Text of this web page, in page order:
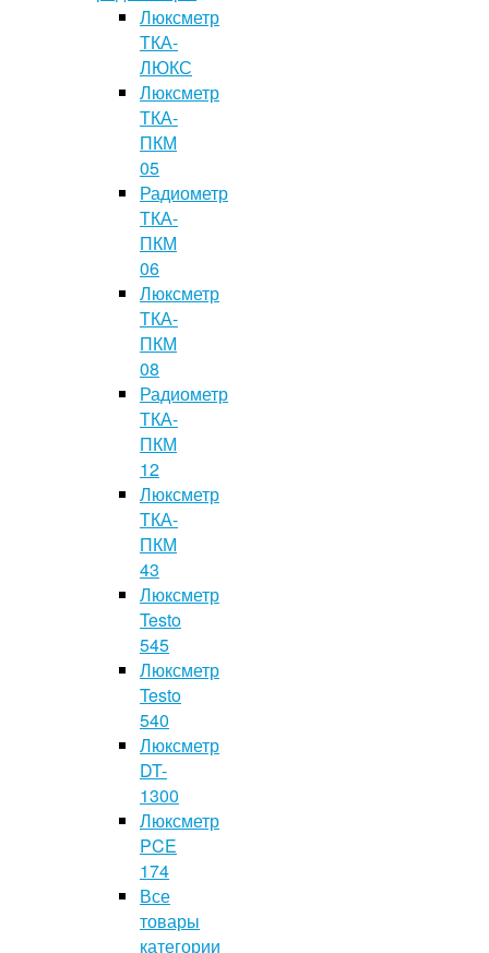
Люксметр
ТКА-
ЛЮКС
Люксметр
ТКА-
ПКМ
05
Радиометр
ТКА-
ПКМ
06
Люксметр
ТКА-
ПКМ
08
Радиометр
ТКА-
ПКМ
12
Люксметр
ТКА-
ПКМ
43
Люксметр
Testo
545
Люксметр
Testo
540
Люксметр
DT-
1300
Люксметр
PCE
174
Все
товары
категории